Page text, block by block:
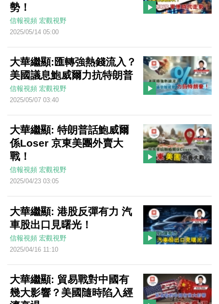
勢！
信報視頻 宏觀視野
2025/05/14 05:00
大華繼顯:匯轉強熱錢流入？
美國議息鮑威爾力抗特朗普
信報視頻 宏觀視野
2025/05/07 03:40
大華繼顯: 特朗普話鮑威爾
係Loser 京東美團外賣大
戰！
信報視頻 宏觀視野
2025/04/23 03:05
大華繼顯: 港股反彈有力 汽
車股出口見曙光！
信報視頻 宏觀視野
2025/04/16 11:10
大華繼顯: 貿易戰對中國有
幾大影響？美國隨時陷入經